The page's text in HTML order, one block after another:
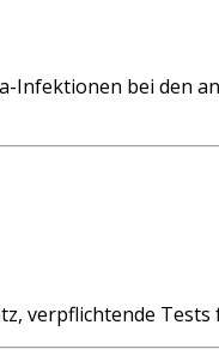
Infektionen bei den
verpflichtende